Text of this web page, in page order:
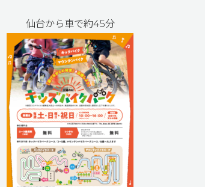
仙台から車で約45分